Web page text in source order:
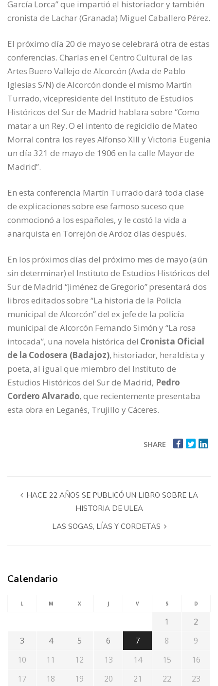
García Lorca” que impartió el historiador y también
cronista de Lachar (Granada) Miguel Caballero Pérez.
El próximo día 20 de mayo se celebrará otra de estas
conferencias. Charlas en el Centro Cultural de las
Artes Buero Vallejo de Alcorcón (Avda de Pablo
Iglesias S/N) de Alcorcón donde el mismo Martín
Turrado, vicepresidente del Instituto de Estudios
Históricos del Sur de Madrid hablara sobre “Como
matar a un Rey. O el intento de regicidio de Mateo
Morral contra los reyes Alfonso XIII y Victoria Eugenia
un día 321 de mayo de 1906 en la calle Mayor de
Madrid”.
En esta conferencia Martín Turrado dará toda clase
de explicaciones sobre ese famoso suceso que
conmocionó a los españoles, y le costó la vida a
anarquista en Torrejón de Ardoz días después.
En los próximos días del próximo mes de mayo (aún
sin determinar) el Instituto de Estudios Históricos del
Sur de Madrid “Jiménez de Gregorio” presentará dos
libros editados sobre “La historia de la Policía
municipal de Alcorcón” del ex jefe de la policía
municipal de Alcorcón Fernando Simón y “La rosa
intocada”, una novela histórica del Cronista Oficial
de la Codosera (Badajoz), historiador, heraldista y
poeta, al igual que miembro del Instituto de
Estudios Históricos del Sur de Madrid, Pedro
Cordero Alvarado, que recientemente presentaba
esta obra en Leganés, Trujillo y Cáceres.
SHARE
HACE 22 AÑOS SE PUBLICÓ UN LIBRO SOBRE LA
HISTORIA DE ULEA
LAS SOGAS, LÍAS Y CORDETAS
Calendario
L M X J V S D
1
2
3
4 5 6 7 8
9
10
11 12 13 14 15
16
17
18 19 20 21 22
23